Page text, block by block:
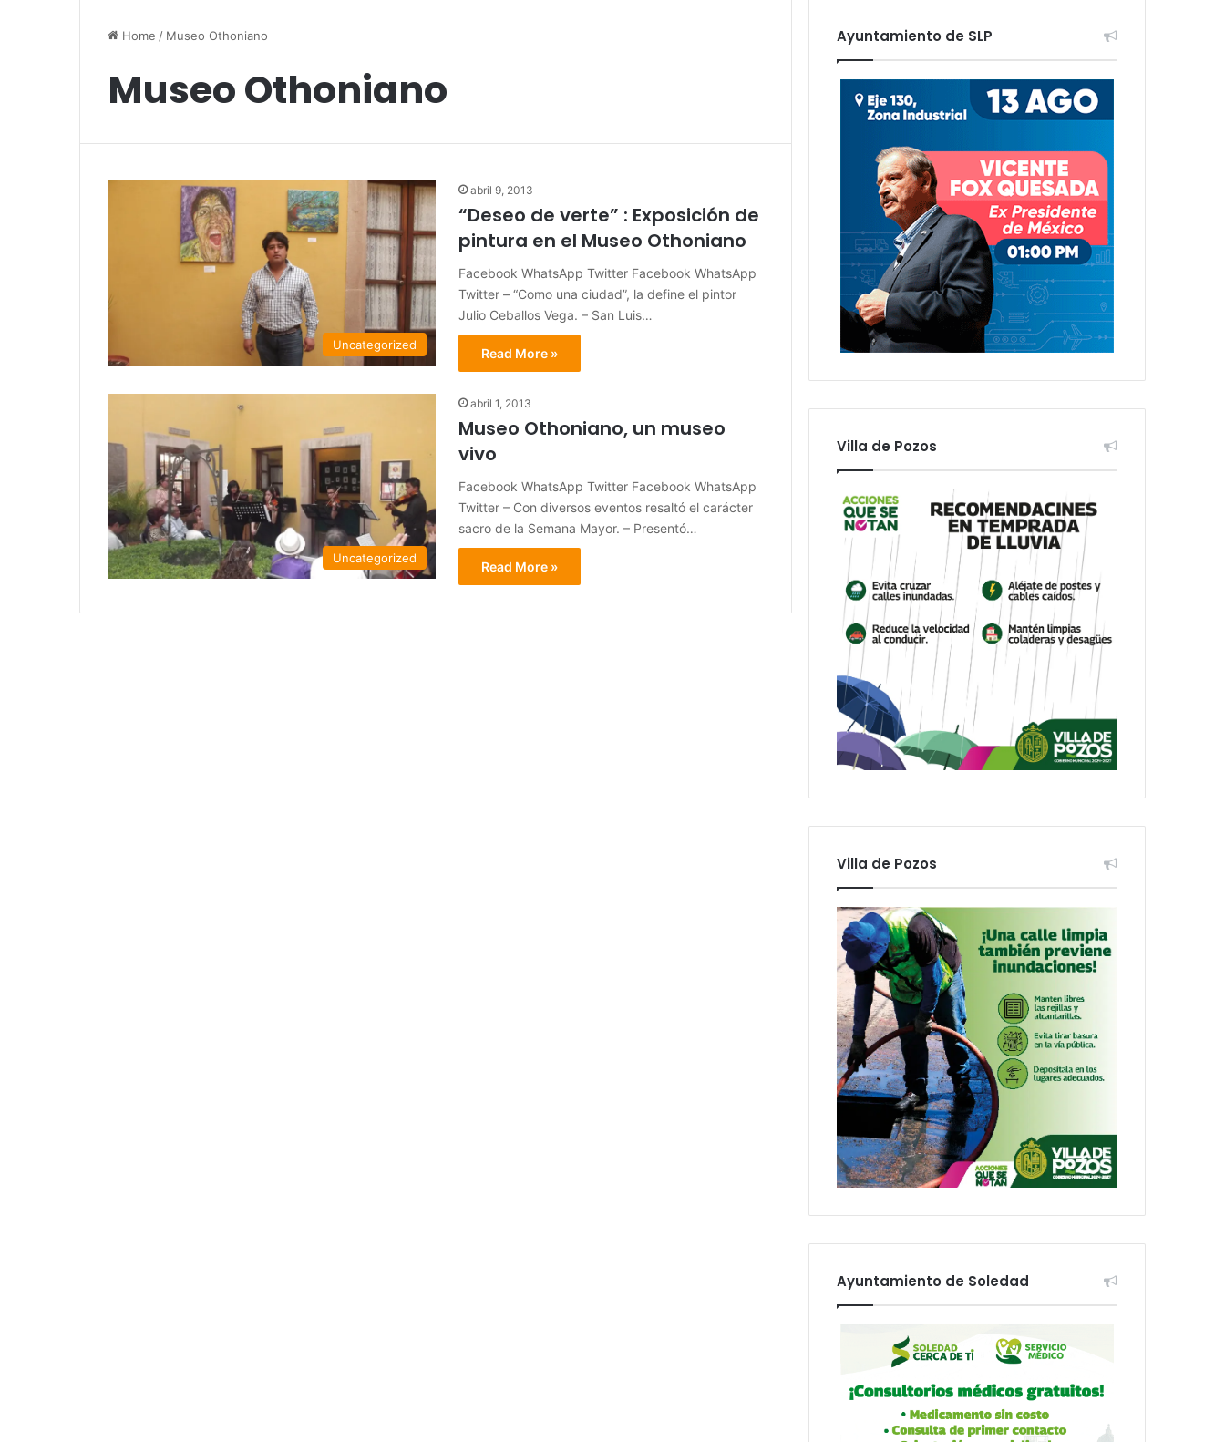
Home / Museo Othoniano
Museo Othoniano
Uncategorized
abril 9, 2013
“Deseo de verte” : Exposición de
pintura en el Museo Othoniano
Facebook WhatsApp Twitter Facebook WhatsApp
Twitter – “Como una ciudad”, la define el pintor
Julio Ceballos Vega. – San Luis…
Read More »
Uncategorized
abril 1, 2013
Museo Othoniano, un museo
vivo
Facebook WhatsApp Twitter Facebook WhatsApp
Twitter – Con diversos eventos resaltó el carácter
sacro de la Semana Mayor. – Presentó…
Read More »
Ayuntamiento de SLP
Villa de Pozos
Villa de Pozos
Ayuntamiento de Soledad